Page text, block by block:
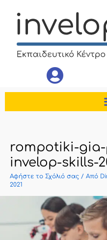
περιεχόμενο
rompotiki-
invelop-skills-
Αφήστε το Σχόλιό σας / Από
2021